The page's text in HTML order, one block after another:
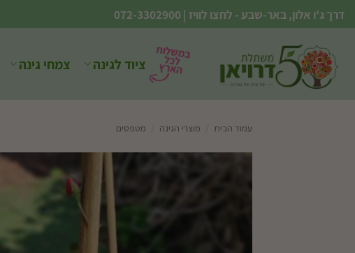
Skip
to
content
דרך ג'ו אלון, באר-שבע - לחצו לוויז |
072-3302900
ציוד לגינה צמחי גינה
עמוד הבית מוצרי הגינה מטפסים